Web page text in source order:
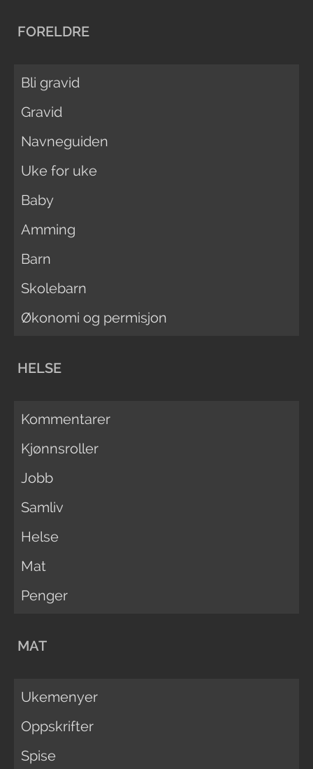
FORELDRE
Bli gravid
Gravid
Navneguiden
Uke for uke
Baby
Amming
Barn
Skolebarn
Økonomi og permisjon
HELSE
Kommentarer
Kjønnsroller
Jobb
Samliv
Helse
Mat
Penger
MAT
Ukemenyer
Oppskrifter
Spise